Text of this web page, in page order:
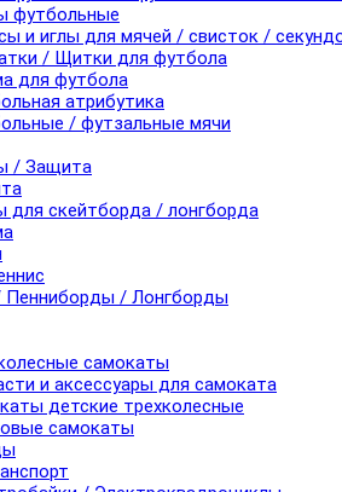
футбольные
и иглы для мячей / свисток /
/ Щитки для футбола
для футбола
атрибутика
/ футзальные мячи
/ Защита
для скейтборда / лонгборда
Пенниборды / Лонгборды
самокаты
и аксессуары для самоката
детские трехколесные
самокаты